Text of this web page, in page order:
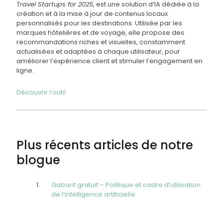
Travel Startups for 2025, est une solution d’IA dédiée à la
création et à la mise à jour de contenus locaux
personnalisés pour les destinations. Utilisée par les
marques hôtelières et de voyage, elle propose des
recommandations riches et visuelles, constamment
actualisées et adaptées à chaque utilisateur, pour
améliorer l’expérience client et stimuler l’engagement en
ligne.
Découvrir l’outil
Plus récents articles de notre
blogue
Gabarit gratuit – Politique et cadre d’utilisation
de l’intelligence artificielle